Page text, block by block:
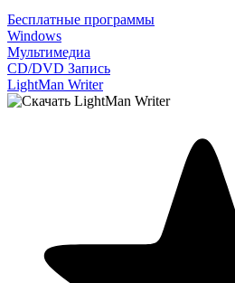
Бесплатные программы
Windows
Мультимедиа
CD/DVD Запись
LightMan Writer